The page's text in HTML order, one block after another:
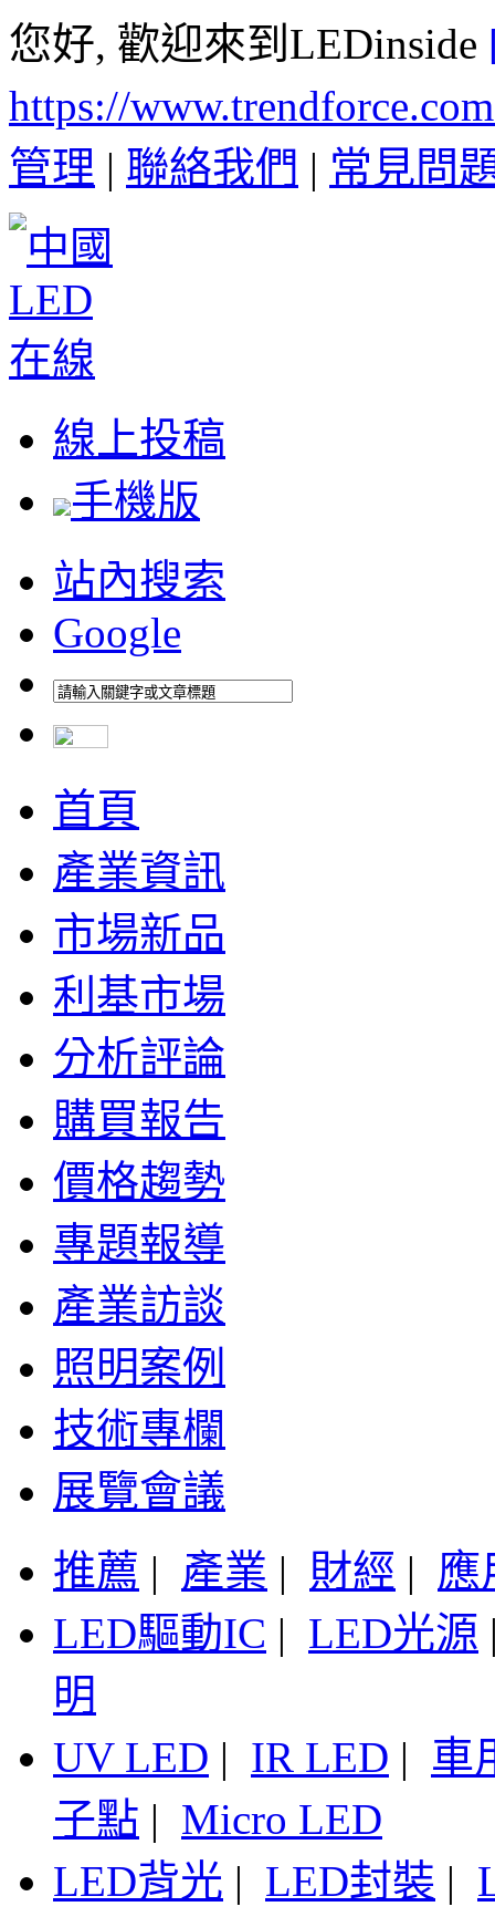
您好, 歡迎來到LEDinside
https://
管理 | 聯絡我們 | 常見問
線上投稿
手機版
站內搜索
Google
首頁
產業資訊
市場新品
利基市場
分析評論
購買報告
價格趨勢
專題報導
產業訪談
照明案例
技術專欄
展覽會議
推薦 | 產業 | 財經 | 應
LED驅動IC | LED光源
明
UV LED | IR LED | 車
子點 | Micro LED
LED背光 | LED封裝 |